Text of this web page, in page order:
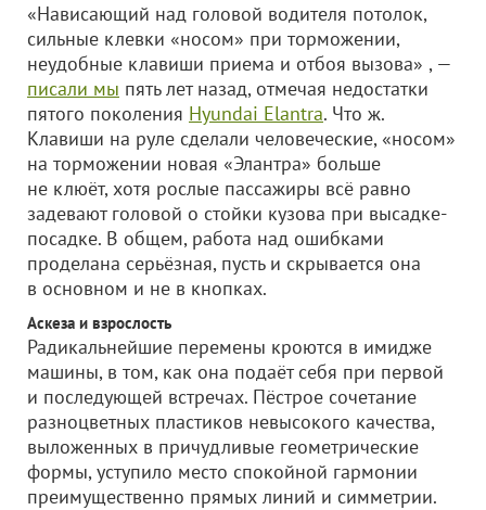
«Нависающий над головой водителя потолок,
сильные клевки «носом» при торможении,
неудобные клавиши приема и отбоя вызова» , —
писали мы пять лет назад, отмечая недостатки
пятого поколения Hyundai Elantra. Что ж.
Клавиши на руле сделали человеческие, «носом»
на торможении новая «Элантра» больше
не клюёт, хотя рослые пассажиры всё равно
задевают головой о стойки кузова при высадке-
посадке. В общем, работа над ошибками
проделана серьёзная, пусть и скрывается она
в основном и не в кнопках.
Аскеза и взрослость
Радикальнейшие перемены кроются в имидже
машины, в том, как она подаёт себя при первой
и последующей встречах. Пёстрое сочетание
разноцветных пластиков невысокого качества,
выложенных в причудливые геометрические
формы, уступило место спокойной гармонии
преимущественно прямых линий и симметрии.